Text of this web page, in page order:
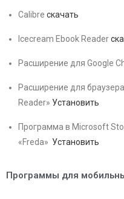
Calibre скачать
Icecream Ebook Reader
Расширение для Google
Расширение для
Reader» Установить
Программа в Microsoft
«Freda» Установить
Программы для